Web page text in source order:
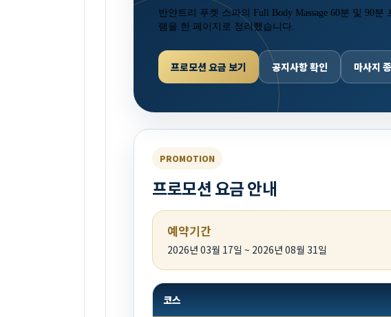
반얀트리 푸켓 스파의 Full Body Massage 60분 및 90
램을 한 페이지로 정리했습니다.
프로모션 요금 보기 공지사항 확인 마사지
PROMOTION
프로모션 요금 안내
예약기간
2026년 03월 17일 ~ 2026년 08월 31일
코스